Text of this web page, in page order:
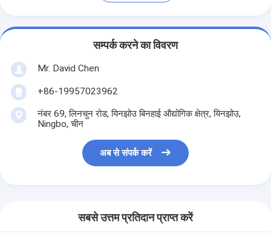
सम्पर्क करने का विवरण
Mr. David Chen
+86-19957023962
नंबर 69, लिनचुन रोड, यिनझोउ बिनहाई औद्योगिक क्षेत्र, यिनझोउ,
Ningbo, चीन
अब से संपर्क करें
सबसे उत्तम प्रतिदान प्राप्त करें